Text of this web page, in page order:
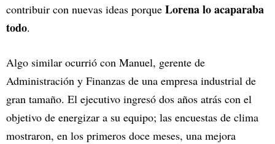
contribuir con nuevas ideas porque Lorena lo acaparaba
todo.
Algo similar ocurrió con Manuel, gerente de
Administración y Finanzas de una empresa industrial de
gran tamaño. El ejecutivo ingresó dos años atrás con el
objetivo de energizar a su equipo; las encuestas de clima
mostraron, en los primeros doce meses, una mejora